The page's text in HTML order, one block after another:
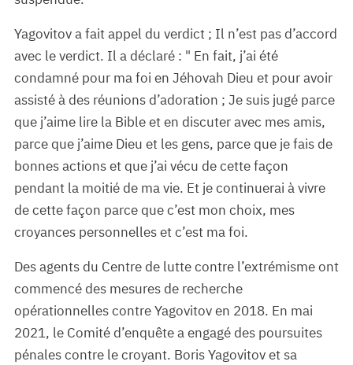
Yagovitov a fait appel du verdict ; Il n’est pas d’accord
avec le verdict. Il a déclaré : " En fait, j’ai été
condamné pour ma foi en Jéhovah Dieu et pour avoir
assisté à des réunions d’adoration ; Je suis jugé parce
que j’aime lire la Bible et en discuter avec mes amis,
parce que j’aime Dieu et les gens, parce que je fais de
bonnes actions et que j’ai vécu de cette façon
pendant la moitié de ma vie. Et je continuerai à vivre
de cette façon parce que c’est mon choix, mes
croyances personnelles et c’est ma foi.
Des agents du Centre de lutte contre l’extrémisme ont
commencé des mesures de recherche
opérationnelles contre Yagovitov en 2018. En mai
2021, le Comité d’enquête a engagé des poursuites
pénales contre le croyant. Boris Yagovitov et sa